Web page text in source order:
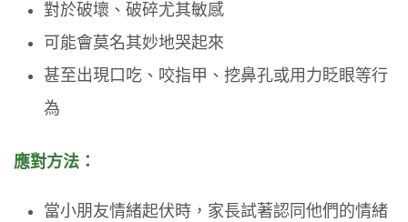
對於破壞、破碎尤其敏感
可能會莫名其妙地哭起來
甚至出現口吃、咬指甲、挖鼻孔或用力眨眼等行
為
應對方法：
當小朋友情緒起伏時，家長試著認同他們的情緒